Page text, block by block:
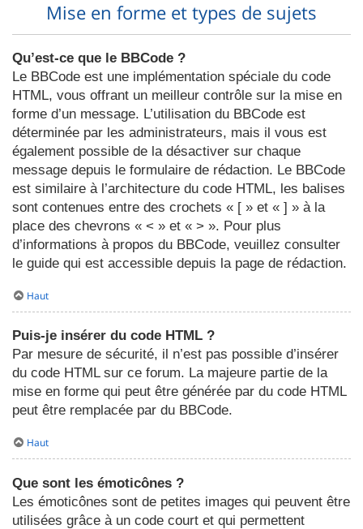
Mise en forme et types de sujets
Qu’est-ce que le BBCode ?
Le BBCode est une implémentation spéciale du code
HTML, vous offrant un meilleur contrôle sur la mise en
forme d’un message. L’utilisation du BBCode est
déterminée par les administrateurs, mais il vous est
également possible de la désactiver sur chaque
message depuis le formulaire de rédaction. Le BBCode
est similaire à l’architecture du code HTML, les balises
sont contenues entre des crochets « [ » et « ] » à la
place des chevrons « < » et « > ». Pour plus
d’informations à propos du BBCode, veuillez consulter
le guide qui est accessible depuis la page de rédaction.
Haut
Puis-je insérer du code HTML ?
Par mesure de sécurité, il n’est pas possible d’insérer
du code HTML sur ce forum. La majeure partie de la
mise en forme qui peut être générée par du code HTML
peut être remplacée par du BBCode.
Haut
Que sont les émoticônes ?
Les émoticônes sont de petites images qui peuvent être
utilisées grâce à un code court et qui permettent